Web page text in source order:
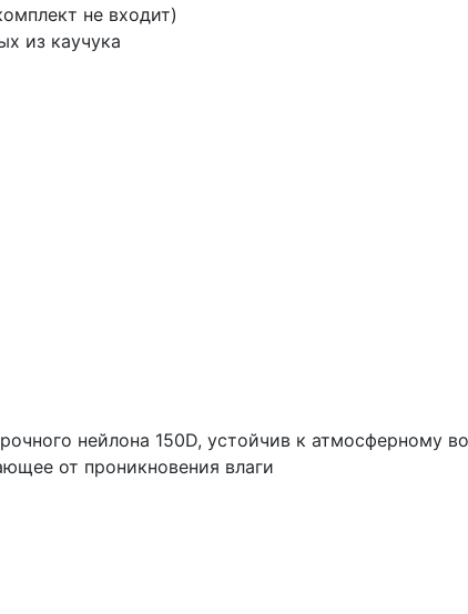
не входит)
из каучука
нейлона 150D, устойчив к атмосферному
от проникновения влаги